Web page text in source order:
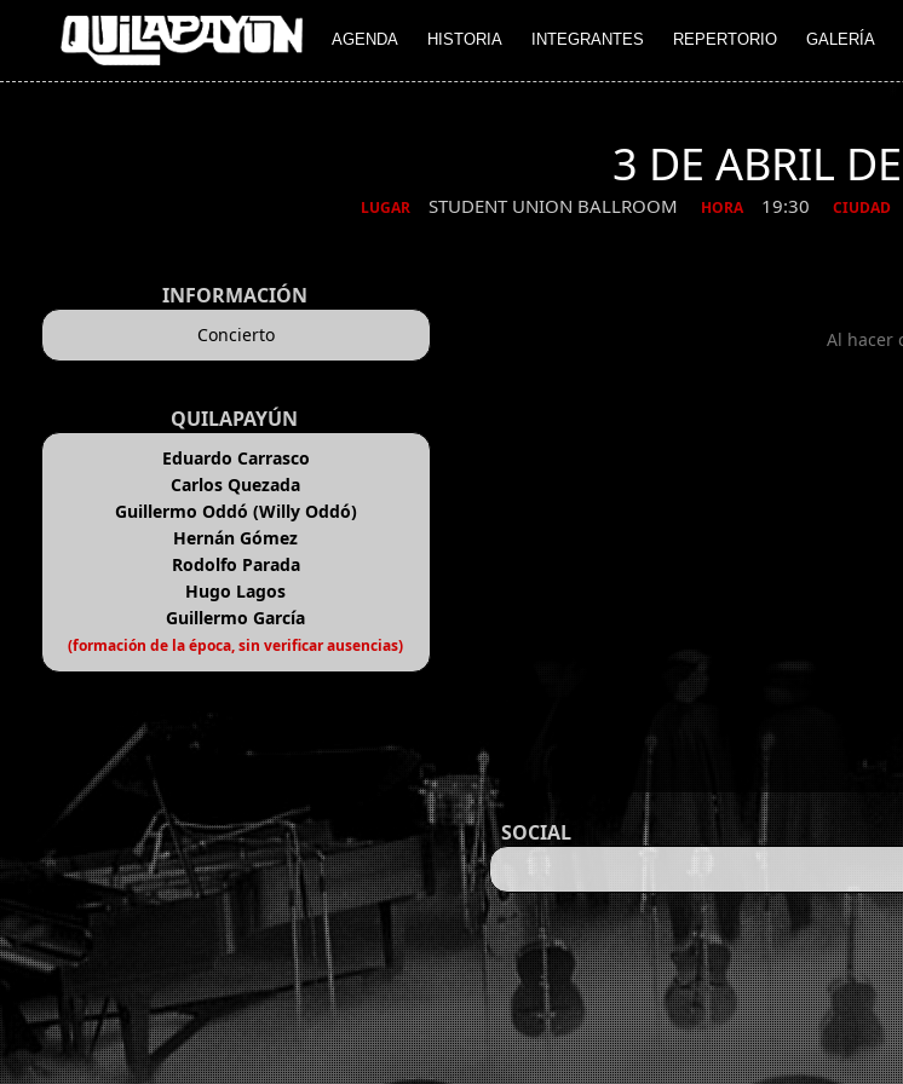
AGENDA HISTORIA INTEGRANTES REPERTORIO GALERÍA
3 DE ABRIL
LUGAR STUDENT UNION BALLROOM HORA 19:30 CIUDAD
INFORMACIÓN
Concierto
QUILAPAYÚN
Eduardo Carrasco
Carlos Quezada
Guillermo Oddó (Willy Oddó)
Hernán Gómez
Rodolfo Parada
Hugo Lagos
Guillermo García
(formación de la época, sin verificar ausencias)
Al hacer
SOCIAL